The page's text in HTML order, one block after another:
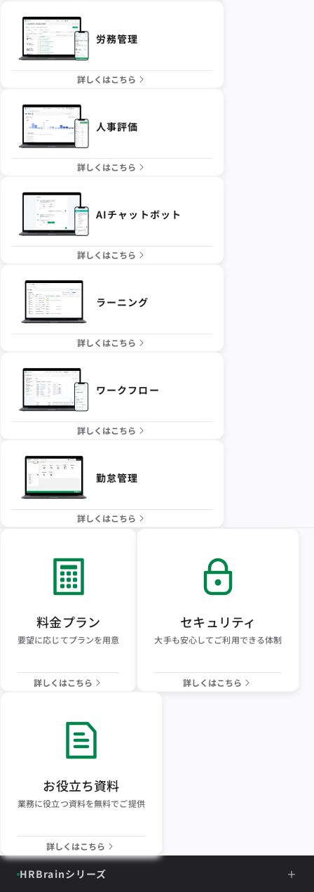
労務管理
詳しくはこちら
人事評価
詳しくはこちら
AIチャットボット
詳しくはこちら
ラーニング
詳しくはこちら
ワークフロー
詳しくはこちら
勤怠管理
詳しくはこちら
料金プラン
要望に応じてプランを用意
詳しくはこちら
セキュリティ
大手も安心してご利用できる体制
詳しくはこちら
お役立ち資料
業務に役立つ資料を無料でご提供
詳しくはこちら
HRBrainシリーズ